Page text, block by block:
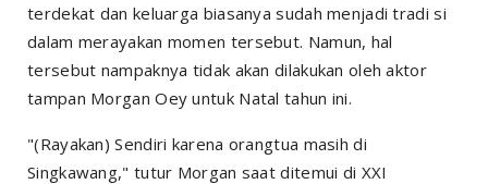
terdekat dan keluarga biasanya sudah menjadi tradi si
dalam merayakan momen tersebut. Namun, hal
tersebut nampaknya tidak akan dilakukan oleh aktor
tampan Morgan Oey untuk Natal tahun ini.
"(Rayakan) Sendiri karena orangtua masih di
Singkawang," tutur Morgan saat ditemui di XXI